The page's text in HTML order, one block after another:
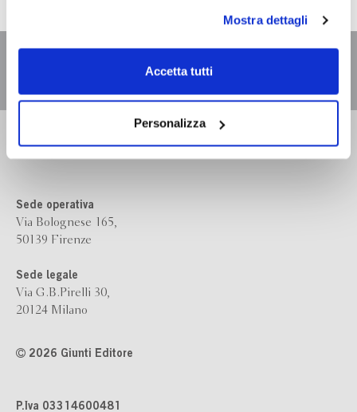
scelte privacy sui cookie, ti invitiamo a prendere visione
dell’informativa cookie.
Chiudendo il banner tramite la “X” prosegui la
dei soli cookie tecnici. Selezionando “Accetta tutti” presti
il tuo consenso alla profilazione che potrai revocare in
ogni momentoRevoca
Mostra dettagli
Accetta tutti
Personalizza
Sede operativa
Via Bolognese 165,
50139 Firenze
Sede legale
Via G.B.Pirelli 30,
20124 Milano
2026 Giunti Editore
P.Iva 03314600481